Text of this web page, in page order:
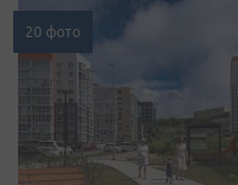
20 фото